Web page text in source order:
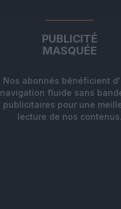
PUBLICITÉ
MASQUÉE
Nos abonnés bénéficient
navigation fluide sans
publicitaires pour une
lecture de nos contenus.